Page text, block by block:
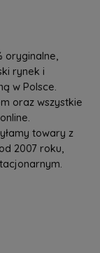
oryginalne,
rynek i
w Polsce.
oraz wszystkie
towary z
2007 roku,